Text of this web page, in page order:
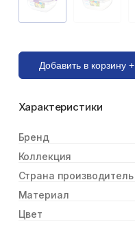
Добавить в корзину +
Характеристики
Бренд
Коллекция
Страна производитель
Материал
Цвет